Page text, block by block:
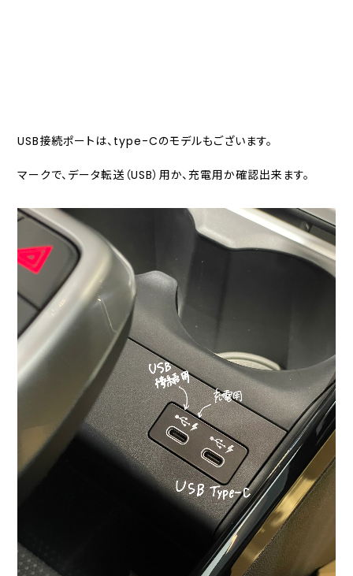
USB接続ポートは、type-Cのモデルもございます。
マークで、データ転送（USB）用か、充電用か確認出来ます。